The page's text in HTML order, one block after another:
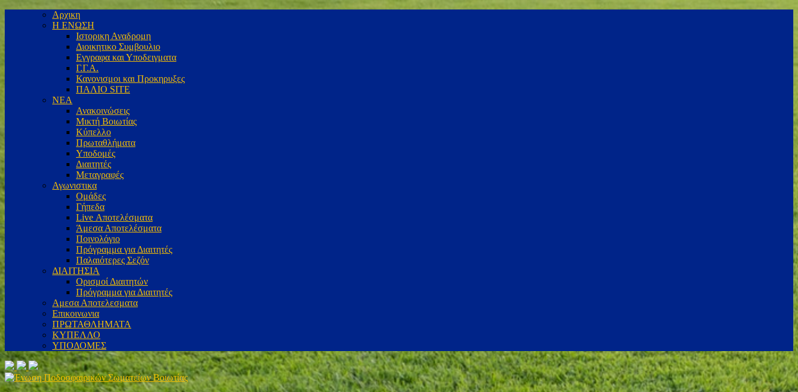
Αρχικη
Η ΕΝΩΣΗ
Ιστορικη Αναδρομη
Διοικητικο Συμβουλιο
Εγγραφα και Υποδειγματα
Γ.Γ.Α.
Κανονισμοι και Προκηρυξες
ΠΑΛΙΟ SITE
ΝΕΑ
Ανακοινώσεις
Μικτή Βοιωτίας
Κύπελλο
Πρωταθλήματα
Υποδομές
Διαιτητές
Μεταγραφές
Αγωνιστικα
Ομάδες
Γήπεδα
Live Αποτελέσματα
Άμεσα Αποτελέσματα
Ποινολόγιο
Πρόγραμμα για Διαιτητές
Παλαιότερες Σεζόν
ΔΙΑΙΤΗΣΙΑ
Ορισμοί Διαιτητών
Πρόγραμμα για Διαιτητές
Αμεσα Αποτελεσματα
Επικοινωνια
ΠΡΩΤΑΘΛΗΜΑΤΑ
ΚΥΠΕΛΛΟ
ΥΠΟΔΟΜΕΣ